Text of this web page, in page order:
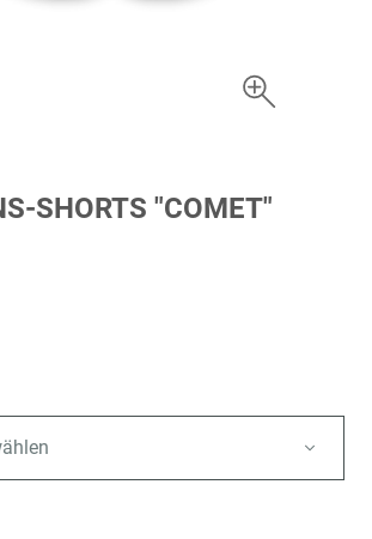
SHORTS "COMET"